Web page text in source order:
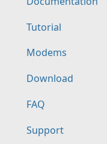
Tutorial
Modems
Download
FAQ
Support